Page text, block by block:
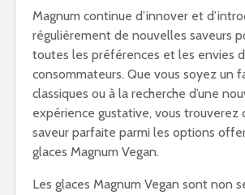
Magnum continue d’innover et
régulièrement de nouvelles saveurs
toutes les préférences et les envies
consommateurs. Que vous soyez un
classiques ou à la recherche d’une
expérience gustative, vous trouverez
saveur parfaite parmi les options
glaces Magnum Vegan.
Les glaces Magnum Vegan sont non